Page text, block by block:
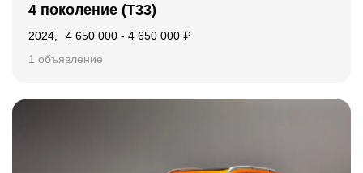
4 поколение (T33)
2024 4 650 000 - 4 650 000 ₽
1 объявление